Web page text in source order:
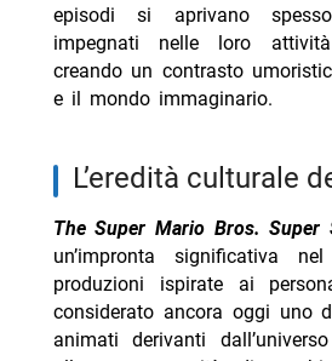
episodi si aprivano
impegnati nelle loro
creando un contrasto
e il mondo immaginario.
l’eredità culturale
The Super Mario Bros. Super
un’impronta significativa
produzioni ispirate ai
considerato ancora oggi uno
animati derivanti